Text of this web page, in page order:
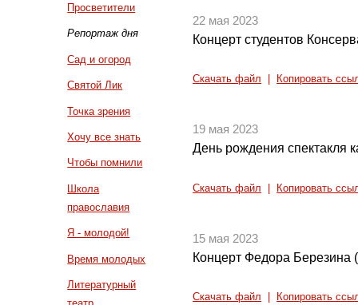
Просветители
Репортаж дня
Сад и огород
Святой Лик
Точка зрения
Хочу все знать
Чтобы помнили
Школа
православия
Я - молодой!
Время молодых
Литературный
22 мая 2023
Концерт студентов
Скачать файл Копировать
19 мая 2023
День рождения спектакля
Скачать файл Копировать
15 мая 2023
Концерт Федора Березина
Скачать файл Копировать